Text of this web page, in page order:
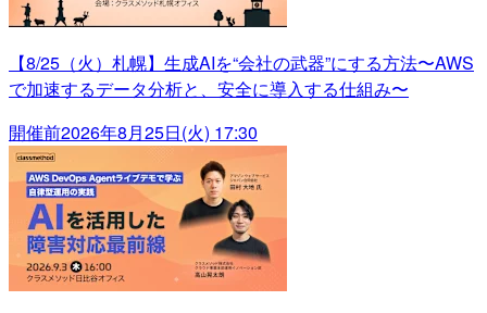
【8/25（火）札幌】生成AIを“会社の武器”にする方法〜AWS
で加速するデータ分析と、安全に導入する仕組み〜
開催前2026年8月25日(火) 17:30